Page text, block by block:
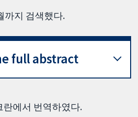
까지 검색했다.
full abstract
에서 번역하였다.